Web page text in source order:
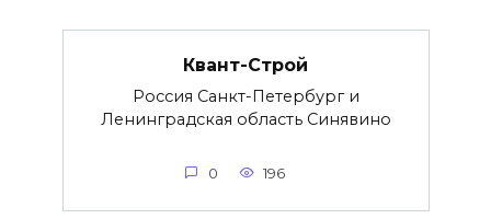
Квант-Строй
Россия Санкт-Петербург и
Ленинградская область Синявино
0 196